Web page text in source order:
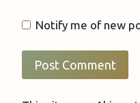
Notify me of new